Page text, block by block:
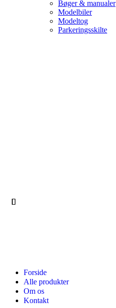
Bøger & manualer
Modelbiler
Modeltog
Parkeringsskilte
Forside
Alle produkter
Om os
Kontakt